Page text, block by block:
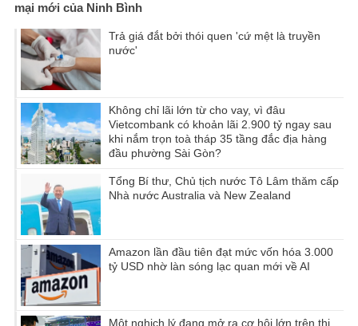
mại mới của Ninh Bình
Trả giá đắt bởi thói quen 'cứ mệt là truyền
nước'
Không chỉ lãi lớn từ cho vay, vì đâu
Vietcombank có khoản lãi 2.900 tỷ ngay sau
khi nắm trọn toà tháp 35 tầng đắc địa hàng
đầu phường Sài Gòn?
Tổng Bí thư, Chủ tịch nước Tô Lâm thăm cấp
Nhà nước Australia và New Zealand
Amazon lần đầu tiên đạt mức vốn hóa 3.000
tỷ USD nhờ làn sóng lạc quan mới về AI
Một nghịch lý đang mở ra cơ hội lớn trên thị